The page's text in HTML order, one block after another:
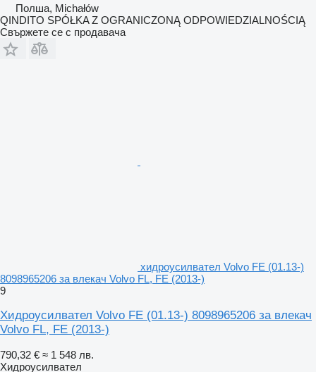
Полша, Michałów
QINDITO SPÓŁKA Z OGRANICZONĄ ODPOWIEDZIALNOŚCIĄ
Свържете се с продавача
хидроусилвател Volvo FE (01.13-)
8098965206 за влекач Volvo FL, FE (2013-)
9
Хидроусилвател Volvo FE (01.13-) 8098965206 за влекач
Volvo FL, FE (2013-)
790,32 € ≈ 1 548 лв.
Хидроусилвател